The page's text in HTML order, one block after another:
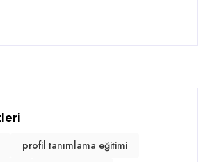
profil tanımlama eğitimi